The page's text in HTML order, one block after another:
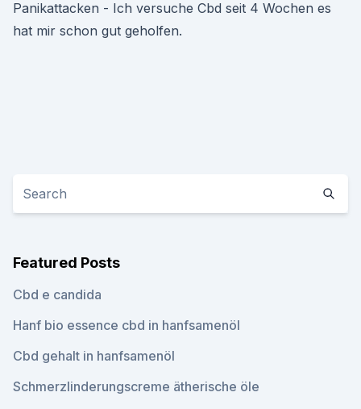
Panikattacken - Ich versuche Cbd seit 4 Wochen es
hat mir schon gut geholfen.
Featured Posts
Cbd e candida
Hanf bio essence cbd in hanfsamenöl
Cbd gehalt in hanfsamenöl
Schmerzlinderungscreme ätherische öle